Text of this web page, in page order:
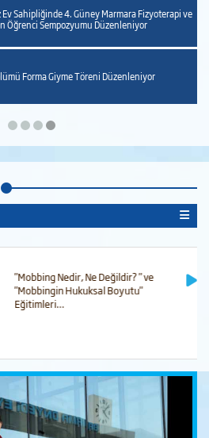
Sahipliğinde 4. Güney Marmara Fizyoterapi ve
Öğrenci Sempozyumu Düzenleniyor
Forma Giyme Töreni Düzenleniyor
"Mobbing Nedir, Ne Değildir? " ve
"Mobbingin Hukuksal Boyutu"
Eğitimleri…